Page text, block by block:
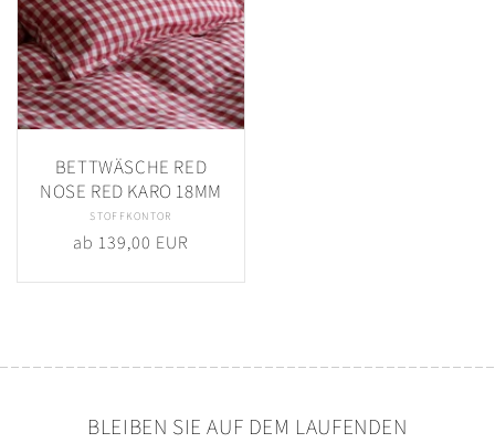
BETTWÄSCHE RED
NOSE RED KARO 18MM
Anbieter:
STOFFKONTOR
Normaler
ab 139,00 EUR
BLEIBEN SIE AUF DEM LAUFENDEN